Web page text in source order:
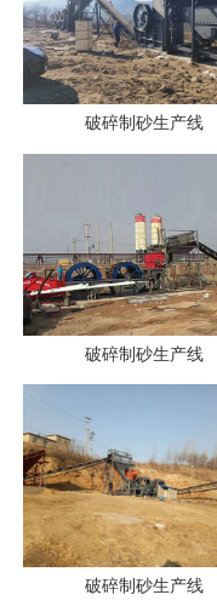
破碎制砂生产线
破碎制砂生产线
破碎制砂生产线